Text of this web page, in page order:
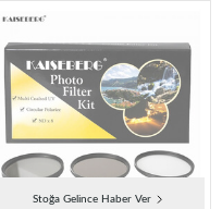
Stoğa Gelince Haber Ver